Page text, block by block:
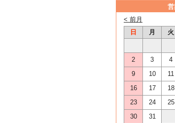
< 前月
日
月 火
2
3 4
9
10 11
16
17 18
23
24 25
30
31